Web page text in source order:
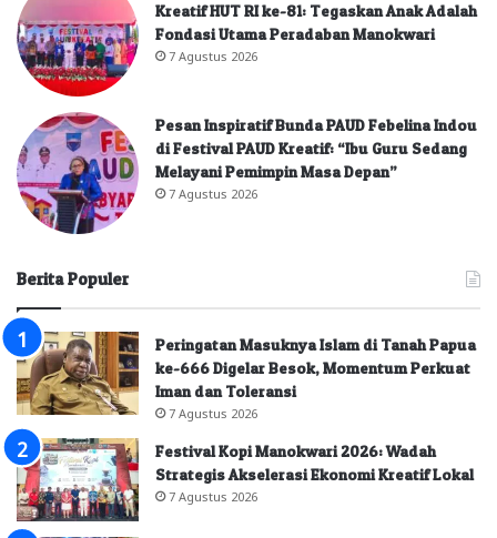
Kreatif HUT RI ke-81: Tegaskan Anak Adalah
Fondasi Utama Peradaban Manokwari
7 Agustus 2026
Pesan Inspiratif Bunda PAUD Febelina Indou
di Festival PAUD Kreatif: “Ibu Guru Sedang
Melayani Pemimpin Masa Depan”
7 Agustus 2026
Berita Populer
Peringatan Masuknya Islam di Tanah Papua
ke-666 Digelar Besok, Momentum Perkuat
Iman dan Toleransi
7 Agustus 2026
Festival Kopi Manokwari 2026: Wadah
Strategis Akselerasi Ekonomi Kreatif Lokal
7 Agustus 2026